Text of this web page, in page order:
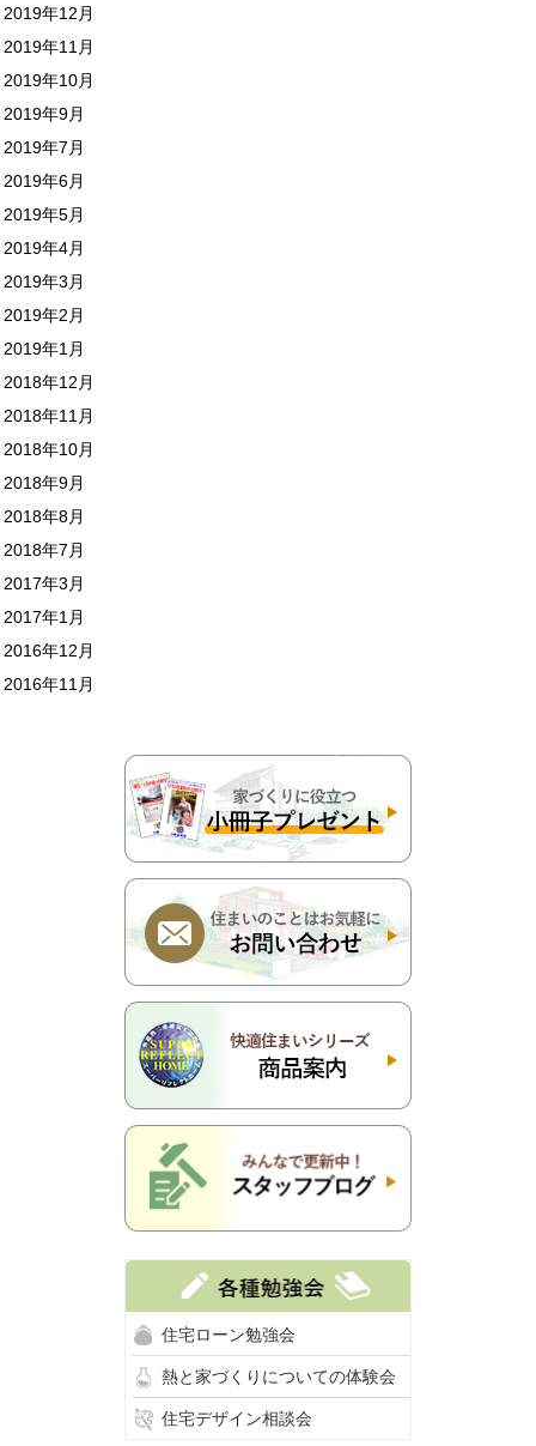
2019年12月
2019年11月
2019年10月
2019年9月
2019年7月
2019年6月
2019年5月
2019年4月
2019年3月
2019年2月
2019年1月
2018年12月
2018年11月
2018年10月
2018年9月
2018年8月
2018年7月
2017年3月
2017年1月
2016年12月
2016年11月
住宅ローン勉強会
熱と家づくりについての体験会
住宅デザイン相談会